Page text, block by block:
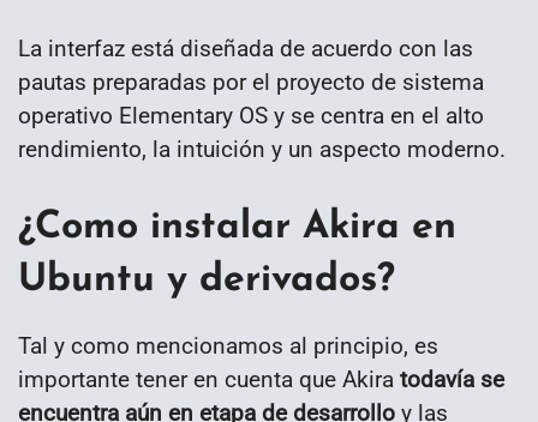
La interfaz está diseñada de acuerdo con las
pautas preparadas por el proyecto de sistema
operativo Elementary OS y se centra en el alto
rendimiento, la intuición y un aspecto moderno.
¿Como instalar Akira en
Ubuntu y derivados?
Tal y como mencionamos al principio, es
importante tener en cuenta que Akira todavía se
encuentra aún en etapa de desarrollo y las